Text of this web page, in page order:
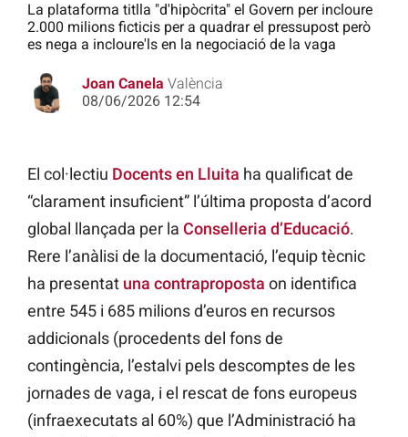
La plataforma titlla "d'hipòcrita" el Govern per incloure
2.000 milions ficticis per a quadrar el pressupost però
es nega a incloure'ls en la negociació de la vaga
Joan Canela València
08/06/2026 12:54
El col·lectiu Docents en Lluita ha qualificat de
“clarament insuficient” l’última proposta d’acord
global llançada per la Conselleria d’Educació.
Rere l’anàlisi de la documentació, l’equip tècnic
ha presentat una contraproposta on identifica
entre 545 i 685 milions d’euros en recursos
addicionals (procedents del fons de
contingència, l’estalvi pels descomptes de les
jornades de vaga, i el rescat de fons europeus
(infraexecutats al 60%) que l’Administració ha